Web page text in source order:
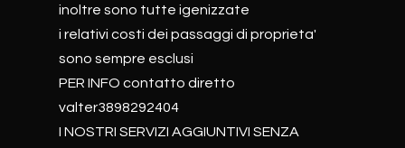
inoltre sono tutte igenizzate
i relativi costi dei passaggi di proprieta'
sono sempre esclusi
PER INFO contatto diretto
valter3898292404
I NOSTRI SERVIZI AGGIUNTIVI SENZA